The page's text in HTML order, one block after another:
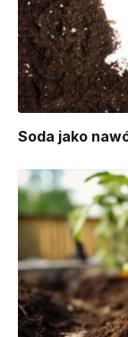
Soda jako